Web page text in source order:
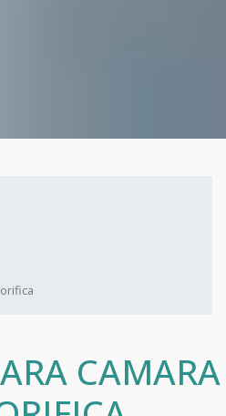
CAMARA